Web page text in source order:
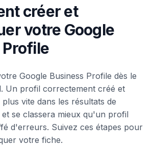
créer et
votre Google
Google Business Profile dès le
Un profil correctement créé et
vite dans les résultats de
se classera mieux qu'un profil
d'erreurs. Suivez ces étapes pour
votre fiche.